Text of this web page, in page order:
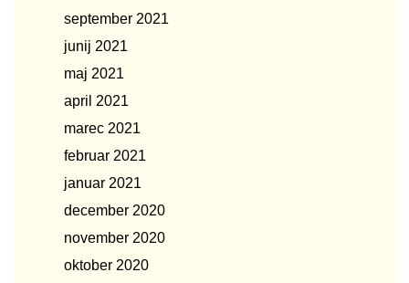
september 2021
junij 2021
maj 2021
april 2021
marec 2021
februar 2021
januar 2021
december 2020
november 2020
oktober 2020